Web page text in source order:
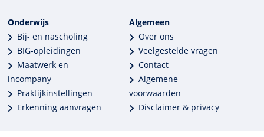
Onderwijs
Bij- en nascholing
BIG-opleidingen
Maatwerk en
incompany
Praktijkinstellingen
Erkenning aanvragen
Algemeen
Over ons
Veelgestelde vragen
Contact
Algemene
voorwaarden
Disclaimer & privacy